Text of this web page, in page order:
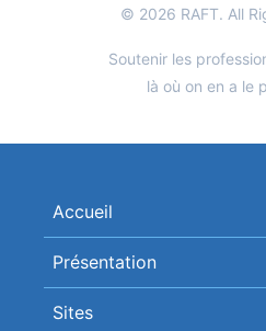
© 2026 RAFT. All
Soutenir les
là où on en a le
Accueil
Présentation
Sites